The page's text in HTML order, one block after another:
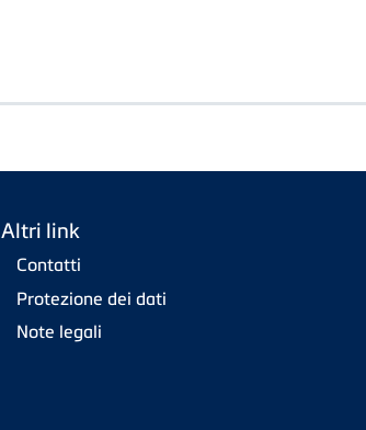
Altri link
Contatti
Protezione dei dati
Note legali